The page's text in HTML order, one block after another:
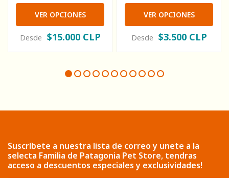
VER OPCIONES
Desde $15.000 CLP
VER OPCIONES
Desde $3.500 CLP
Suscríbete a nuestra lista de correo y unete a la
selecta Familia de Patagonia Pet Store, tendras
acceso a descuentos especiales y exclusividades!